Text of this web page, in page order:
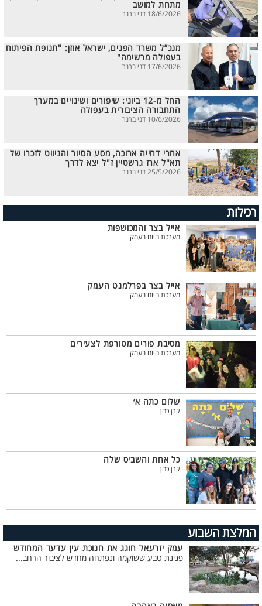
מתחת למושב
18/6/2026 דני ברנר
מנכ”ל משרד הפנים, ישראל אוזן: "תנופת הפיתוח
בעפולה מרשימה"
17/6/2026 דני ברנר
החל מ-12 ביוני: שיפורים ושינויים במערך
התחבורה הציבורית בעפולה
10/6/2026 דני ברנר
אחרי דחייה ארוכה, מסע הסיור והניווט לזכרו של
תא"ל ארז גרשטיין ז"ל יצא לדרך
25/5/2026 דני ברנר
רכילות
אייל בצר והמכושפות
מערכת היום בעמק
אייל בצר בפרלמנט העמק
מערכת היום בעמק
מסיבת פורים מטורפת לצעירים
מערכת היום בעמק
שלום כתה א׳
קרן כהן
כל אחת והשביס שלה
קרן כהן
המלצת השבוע
עמק יזרעאל חוגג את חנוכת עין עדעד המחודש
פנינת טבע ששוקמה ונפתחה מחדש לציבור הרחב...